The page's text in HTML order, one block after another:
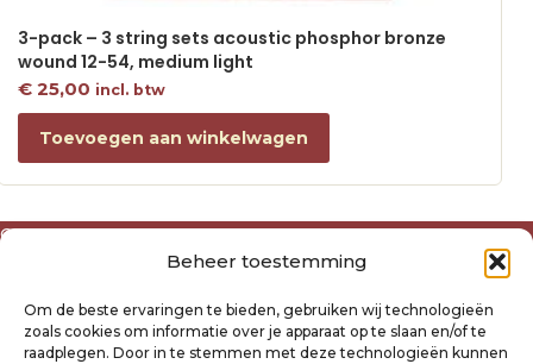
Beheer toestemming
Om de beste ervaringen te bieden, gebruiken wij technologieën
zoals cookies om informatie over je apparaat op te slaan en/of te
raadplegen. Door in te stemmen met deze technologieën kunnen
3-pack – 3 string sets acoustic phosphor bronze
wound 12-54, medium light
€25,00 incl. btw
Toevoegen aan winkelwagen
Over ons
Algemene voorwaarden
Privacyverklaring Raysland
Cookiebeleid